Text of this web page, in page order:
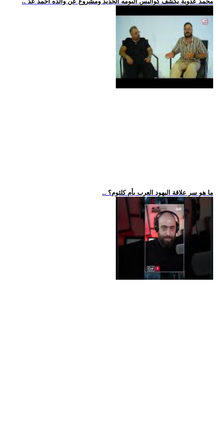
.. ما هو سر علاقة اليهود العرب بأم كلثوم؟